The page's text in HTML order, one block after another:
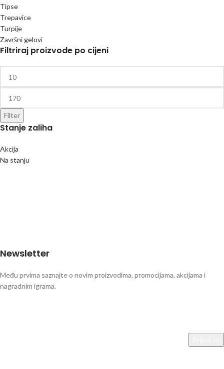
Tipse
Trepavice
Turpije
Završni gelovi
Filtriraj proizvode po cijeni
Filter
Stanje zaliha
Akcija
Na stanju
Newsletter
Među prvima saznajte o novim proizvodima, promocijama, akcijama i
nagradnim igrama.